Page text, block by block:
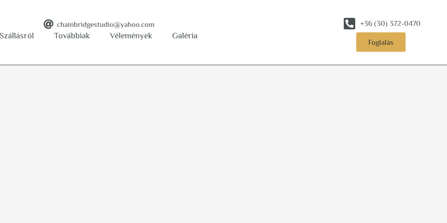
chainbridgestudio@yahoo.com
Szállásról Továbbiak Vélemények Galéria
+36 (30) 372-0470
Foglalás